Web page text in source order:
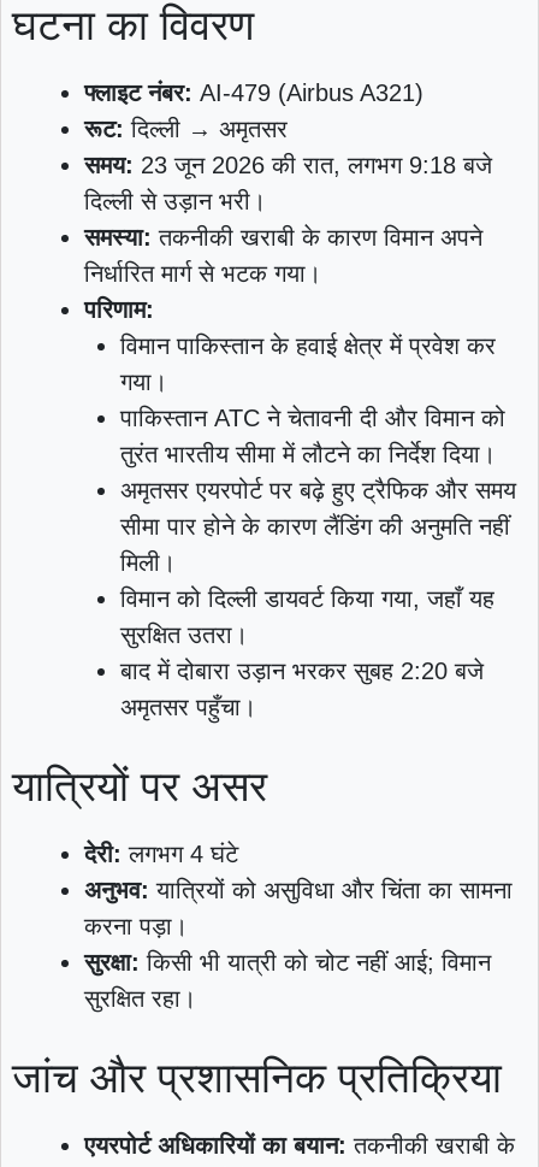
घटना का विवरण
फ्लाइट नंबर: AI‑479 (Airbus A321)
रूट: दिल्ली → अमृतसर
समय: 23 जून 2026 की रात, लगभग 9:18 बजे
दिल्ली से उड़ान भरी।
समस्या: तकनीकी खराबी के कारण विमान अपने
निर्धारित मार्ग से भटक गया।
परिणाम:
विमान पाकिस्तान के हवाई क्षेत्र में प्रवेश कर
गया।
पाकिस्तान ATC ने चेतावनी दी और विमान को
तुरंत भारतीय सीमा में लौटने का निर्देश दिया।
अमृतसर एयरपोर्ट पर बढ़े हुए ट्रैफिक और समय
सीमा पार होने के कारण लैंडिंग की अनुमति नहीं
मिली।
विमान को दिल्ली डायवर्ट किया गया, जहाँ यह
सुरक्षित उतरा।
बाद में दोबारा उड़ान भरकर सुबह 2:20 बजे
अमृतसर पहुँचा।
यात्रियों पर असर
देरी: लगभग 4 घंटे
अनुभव: यात्रियों को असुविधा और चिंता का सामना
करना पड़ा।
सुरक्षा: किसी भी यात्री को चोट नहीं आई; विमान
सुरक्षित रहा।
जांच और प्रशासनिक प्रतिक्रिया
एयरपोर्ट अधिकारियों का बयान: तकनीकी खराबी के